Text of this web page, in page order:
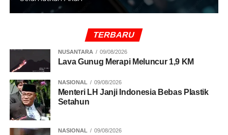
Mulai Rapuh, Anyaman Bambu Senilai 550 Juta di
Eks Dirut Garuda Indonesia Digarap KPK
TERBARU
NUSANTARA 09/08/2026
Lava Gunug Merapi Meluncur 1,9 KM
NASIONAL 09/08/2026
Menteri LH Janji Indonesia Bebas Plastik
Setahun
NASIONAL 09/08/2026